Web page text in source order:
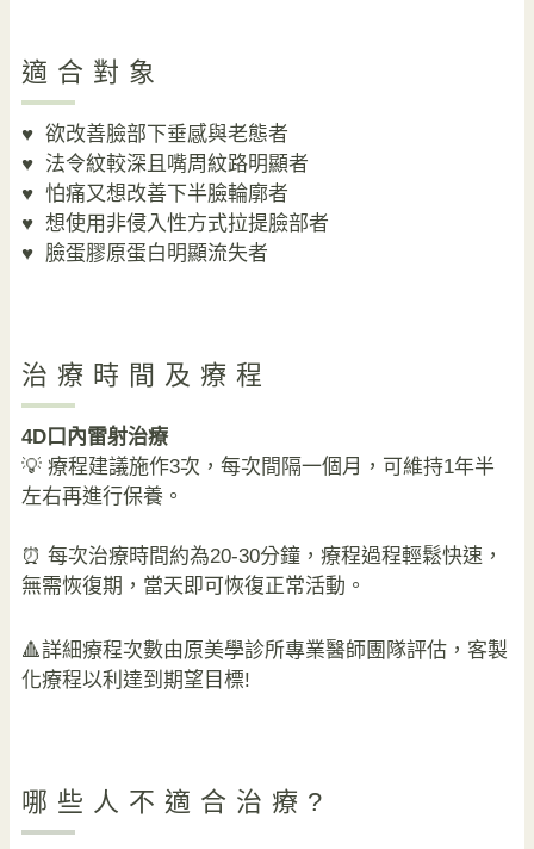
適合對象
♥ 欲改善臉部下垂感與老態者
♥ 法令紋較深且嘴周紋路明顯者
♥ 怕痛又想改善下半臉輪廓者
♥ 想使用非侵入性方式拉提臉部者
♥ 臉蛋膠原蛋白明顯流失者
治療時間及療程
4D口內雷射治療
💡 療程建議施作3次，每次間隔一個月，可維持1年半
左右再進行保養。
⏰ 每次治療時間約為20-30分鐘，療程過程輕鬆快速，
無需恢復期，當天即可恢復正常活動。
🔺詳細療程次數由原美學診所專業醫師團隊評估，客製
化療程以利達到期望目標!
哪些人不適合治療?